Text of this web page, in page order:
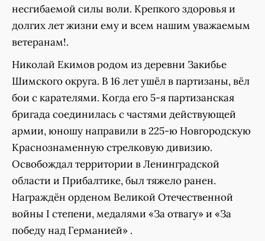
несгибаемой силы воли. Крепкого здоровья и
долгих лет жизни ему и всем нашим уважаемым
ветеранам!.
Николай Екимов родом из деревни Закибье
Шимского округа. В 16 лет ушёл в партизаны, вёл
бои с карателями. Когда его 5-я партизанская
бригада соединилась с частями действующей
армии, юношу направили в 225-ю Новгородскую
Краснознаменную стрелковую дивизию.
Освобождал территории в Ленинградской
области и Прибалтике, был тяжело ранен.
Награждён орденом Великой Отечественной
войны I степени, медалями «За отвагу» и «За
победу над Германией» .